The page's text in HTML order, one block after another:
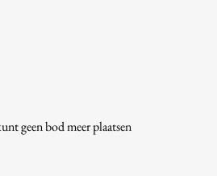
geen bod meer plaatsen